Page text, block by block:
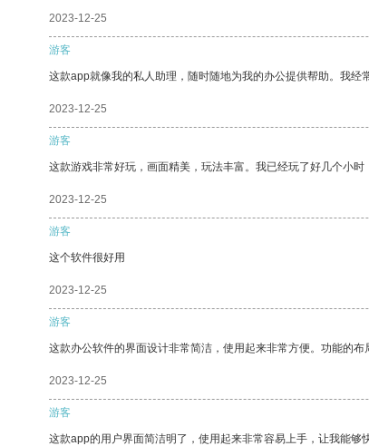
2023-12-25
游客
这款app就像我的私人助理，随时随地为我的办公提供帮助。我经
2023-12-25
游客
这款游戏非常好玩，画面精美，玩法丰富。我已经玩了好几个小时
2023-12-25
游客
这个软件很好用
2023-12-25
游客
这款办公软件的界面设计非常简洁，使用起来非常方便。功能的布
2023-12-25
游客
这款app的用户界面简洁明了，使用起来非常容易上手，让我能够